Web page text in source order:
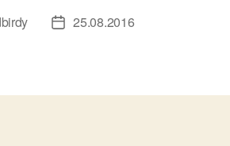
Дата25.08.2016